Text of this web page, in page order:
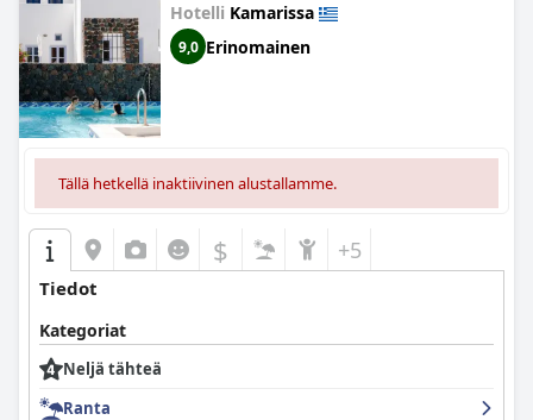
Hotelli Kamarissa
9,0 Erinomainen
Tällä hetkellä inaktiivinen alustallamme.
$ +5
Tiedot
Kategoriat
Neljä tähteä
Ranta